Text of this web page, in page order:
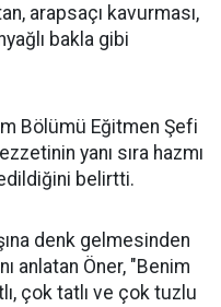
arapsaçı kavurması,
bakla gibi
Bölümü Eğitmen Şefi
yanı sıra hazmı
belirtti.
denk gelmesinden
anlatan Öner, "Benim
çok tatlı ve çok tuzlu